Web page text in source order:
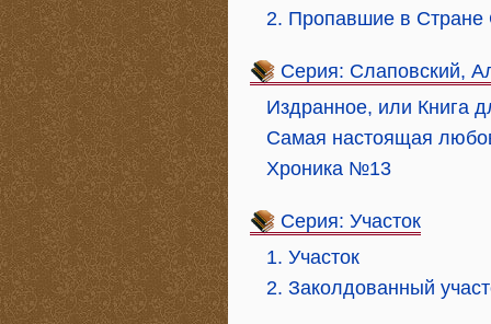
2. Пропавшие в Стране
Серия: Слаповский,
Издранное, или Книга
Самая настоящая
Хроника №13
Серия: Участок
1. Участок
2. Заколдованный